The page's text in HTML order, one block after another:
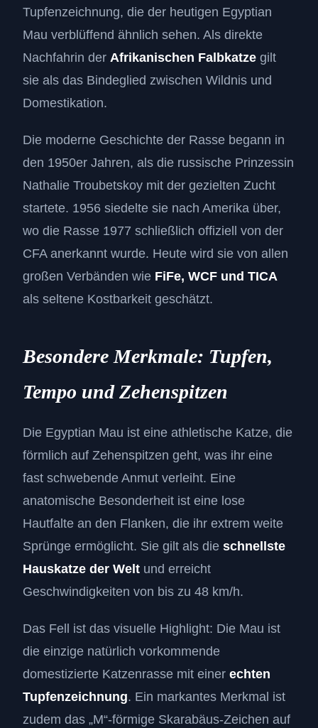
Tupfenzeichnung, die der heutigen Egyptian
Mau verblüffend ähnlich sehen. Als direkte
Nachfahrin der Afrikanischen Falbkatze gilt
sie als das Bindeglied zwischen Wildnis und
Domestikation.
Die moderne Geschichte der Rasse begann in
den 1950er Jahren, als die russische Prinzessin
Nathalie Troubetskoy mit der gezielten Zucht
startete. 1956 siedelte sie nach Amerika über,
wo die Rasse 1977 schließlich offiziell von der
CFA anerkannt wurde. Heute wird sie von allen
großen Verbänden wie FiFe, WCF und TICA
als seltene Kostbarkeit geschätzt.
Besondere Merkmale: Tupfen,
Tempo und Zehenspitzen
Die Egyptian Mau ist eine athletische Katze, die
förmlich auf Zehenspitzen geht, was ihr eine
fast schwebende Anmut verleiht. Eine
anatomische Besonderheit ist eine lose
Hautfalte an den Flanken, die ihr extrem weite
Sprünge ermöglicht. Sie gilt als die schnellste
Hauskatze der Welt und erreicht
Geschwindigkeiten von bis zu 48 km/h.
Das Fell ist das visuelle Highlight: Die Mau ist
die einzige natürlich vorkommende
domestizierte Katzenrasse mit einer echten
Tupfenzeichnung. Ein markantes Merkmal ist
zudem das „M“-förmige Skarabäus-Zeichen auf